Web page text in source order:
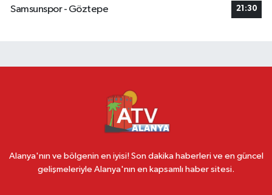
Samsunspor - Göztepe
21:30
Alanya'nın ve bölgenin en iyisi! Son dakika haberleri ve en güncel
gelişmeleriyle Alanya'nın en kapsamlı haber sitesi.